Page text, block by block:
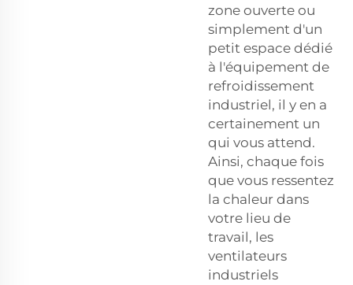
zone ouverte ou
simplement d'un
petit espace dédié
à l'équipement de
refroidissement
industriel, il y en a
certainement un
qui vous attend.
Ainsi, chaque fois
que vous ressentez
la chaleur dans
votre lieu de
travail, les
ventilateurs
industriels